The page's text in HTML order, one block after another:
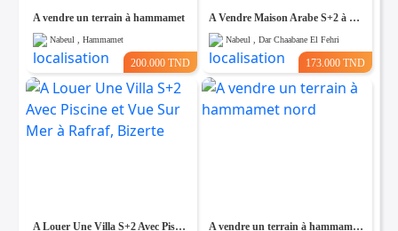
A vendre un terrain à hammamet
Nabeul , Hammamet
200.000 TND
A Vendre Maison Arabe S+2 à Dar Chaabane El Fehri, Nabeul
Nabeul , Dar Chaabane El Fehri
173.000 TND
A Louer Une Villa S+2 Avec Piscine et Vue Sur Mer à Rafraf, Bizerte A vendre un terrain à hammamet nord